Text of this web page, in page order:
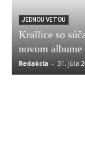
JEDNOU VETOU
Krallice so
novom albume
Redakcia - 31. júla